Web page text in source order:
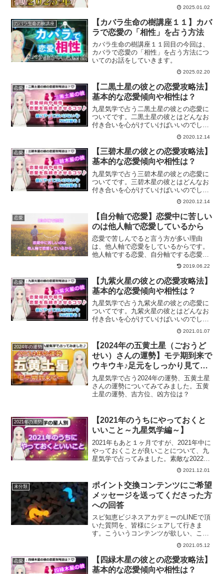
2025.01.02
カバラ生命の樹講座
【カバラ生命の樹講座１１】カバ
ラで恋愛の「相性」を占う方法
カバラ生命の樹講座１１回目の今回は、
カバラで恋愛の「相性」を占う方法につ
いてのお話をしていきます。
2025.02.20
恋愛
【二黒土星の彼との恋愛攻略法】
基本的な恋愛傾向や相性は？
九星気学で占う二黒土星の彼との恋愛に
ついてです。二黒土星の彼とはどんなお
付き合いを心がけていけばいいのでしょ
うか？恋愛傾向、結婚生活や復縁方法、
また一白水星から九紫火星との相性につ
いても解説していきます。
2020.12.14
恋愛
【三碧木星の彼との恋愛攻略法】
基本的な恋愛傾向や相性は？
九星気学で占う三碧木星の彼との恋愛に
ついてです。三碧木星の彼とはどんなお
付き合いを心がけていけばいいのでしょ
うか？恋愛傾向、結婚生活や復縁方法、
また一白水星から九紫火星との相性につ
いても解説していきます。
2020.12.14
恋愛
【自分軸で恋愛】恋愛中に苦しい
のは他人軸で恋愛しているから
恋愛で苦しんでると言う方が多い理由
は、他人軸で恋愛をしているからです。
他人軸でする恋愛、自分軸でする恋愛に
ついて、自分軸で恋愛をすることでハッ
ピーな恋愛をする方法について、またよ
り自分軸が大切なツインレイとの恋愛に
ついてご紹介します。
2019.06.22
恋愛
【九紫火星の彼との恋愛攻略法】
基本的な恋愛傾向や相性は？
九星気学で占う九紫火星の彼との恋愛に
ついてです。九紫火星の彼とはどんなお
付き合いを心がけていけばいいのでしょ
うか？恋愛傾向、結婚生活や復縁方法、
また一白水星から九紫火星との相性につ
いても解説していきます。
2021.01.07
2024年の運勢
【2024年の五黄土星（ごおうど
せい）さんの運勢】モテ期到来で
ウキウキ♪足元をしっかり見て努
力を継続
九星気学で占う2024年の運勢、五黄土星
さんの運勢についてみてみました。五黄
土星の運勢、吉方位、凶方位は？
2021年の運勢
【2021年のうちにやっておくと
いいこと～九星気学編～】
2021年もあと１ヶ月ですが、2021年中に
やっておくことが良いことについて、九
星気学で占ってみました。素敵な2022年
を過ごすためにも、ぜひ開運方法をチェ
2021.12.01
未分類
ポイント交換コンテンツにご希望
メッセージを送ってくださった方
への回答
スピ知恵ビジネスアカデミーのLINEで頂
いた質問を、皆様にシェアして行きま
す。こういうコンテンツが欲しい、こん
なことを知りたいと頂いたメールに回答
2021.05.12
恋愛
【四緑木星の彼との恋愛攻略法】
基本的な恋愛傾向や相性は？